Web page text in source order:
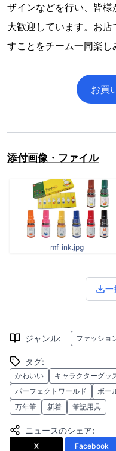
ザインなどを行い、皆
大歓迎しています。お
すことをチーム一同楽し
お買
添付画像・ファイル
mf_ink.jpg
一
ジャンル: ファッショ
タグ:
かわいい キャラクターグッ
パーフェクトワールド
ボー
万年筆
新着 筆記用具
ニュースのシェア:
X Facebook